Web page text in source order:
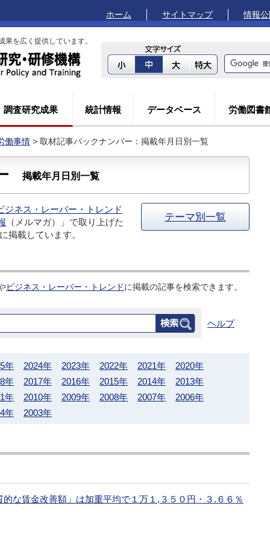
ホーム サイトマップ 情報
を広く提供しています。
調査研究成果 統計情報 データベース 労働図書
働事情 > 取材記事バックナンバー：掲載年月日別一覧
掲載年月日別一覧
ジネス・レーバー・トレンド
（メルマガ）」で取り上げた
掲載しています。
テーマ別一覧
ビジネス・レーバー・トレンドに掲載の記事を検索できます。
ヘルプ
年 2024年 2023年 2022年 2021年
2020年
年
2017年 2016年 2015年 2014年
2013年
年
2010年 2009年 2008年 2007年
2006年
年
2003年
的な賃金改善額」は加重平均で１万１,３５０円・３.６６％